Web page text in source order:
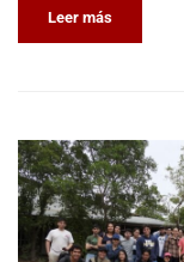
Leer más